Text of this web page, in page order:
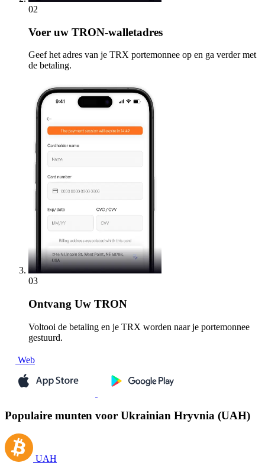
02
Voer uw TRON-walletadres
Geef het adres van je TRX portemonnee op en ga verder met
de betaling.
03
Ontvang Uw TRON
Voltooi de betaling en je TRX worden naar je portemonnee
gestuurd.
Web
Populaire munten voor Ukrainian Hryvnia (UAH)
UAH